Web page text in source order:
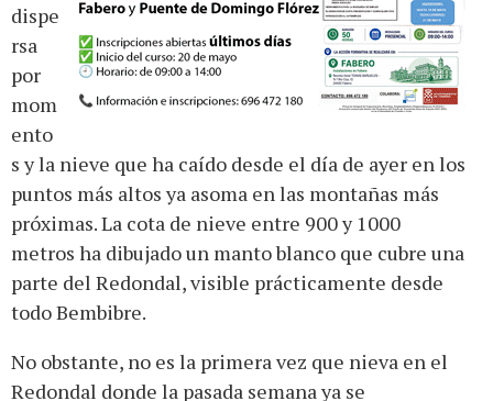
dispe
rsa
por
mom
ento
s y la nieve que ha caído desde el día de ayer en los
puntos más altos ya asoma en las montañas más
próximas. La cota de nieve entre 900 y 1000
metros ha dibujado un manto blanco que cubre una
parte del Redondal, visible prácticamente desde
todo Bembibre.
No obstante, no es la primera vez que nieva en el
Redondal donde la pasada semana ya se